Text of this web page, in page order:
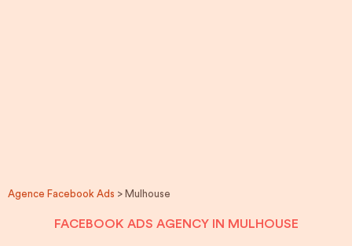
Agence Facebook Ads > Mulhouse
FACEBOOK ADS AGENCY IN MULHOUSE